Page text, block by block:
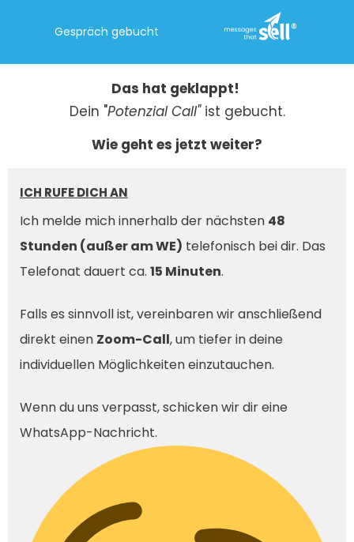
Gespräch gebucht
Das hat geklappt!
Dein "Potenzial Call"ist gebucht.
Wie geht es jetzt weiter?
ICH RUFE DICH AN
Ich melde mich innerhalb der nächsten 48
Stunden (außer am WE) telefonisch bei dir. Das
Telefonat dauert ca. 15 Minuten.
Falls es sinnvoll ist, vereinbaren wir anschließend
direkt einen Zoom-Call, um tiefer in deine
individuellen Möglichkeiten einzutauchen.
Wenn du uns verpasst, schicken wir dir eine
WhatsApp-Nachricht.